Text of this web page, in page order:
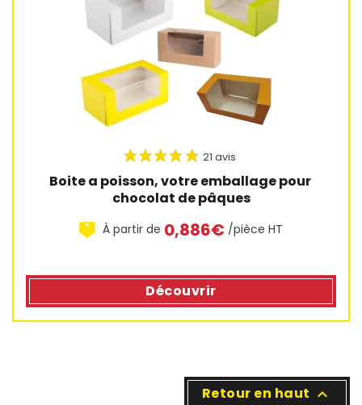
Boite a poisson, votre emballage pour
chocolat de pâques
À partir de 0,886€ /pièce HT
Découvrir
Retour en haut 